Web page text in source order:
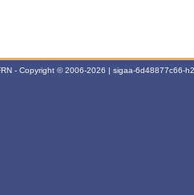
- Copyright © 2006-2026 | sigaa-6d48877c66-